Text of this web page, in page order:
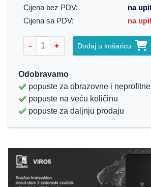
Cijena bez PDV:
na
Cijena sa PDV:
na
- + Dodaj u košaricu
Odobravamo
popuste za obrazovne i
popuste na veću koliĉinu
popuste za daljnju prodaju